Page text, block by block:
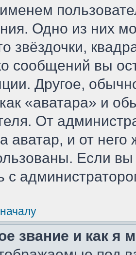
Одно из них
звёздочки,
сообщений вы
Другое,
«аватара» и
От
аватар, и от него
Если
с
звание и как я